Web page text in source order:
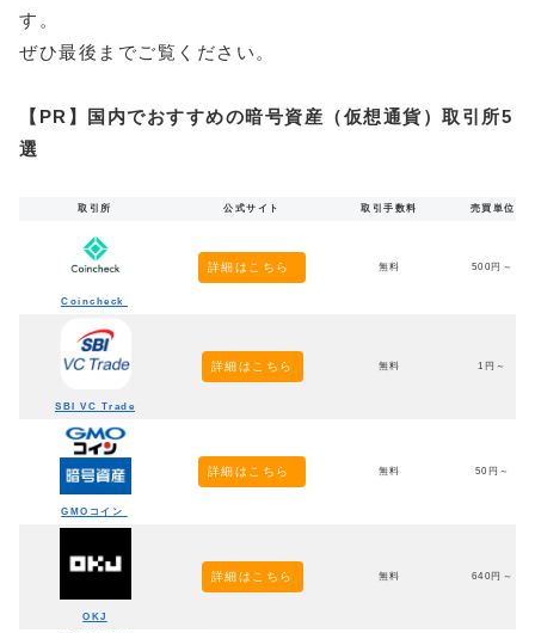
す。
ぜひ最後までご覧ください。
【PR】国内でおすすめの暗号資産（仮想通貨）取引所5
選
取引所 公式サイト 取引手数料 売買単位
Coincheck
詳細はこちら 無料 500円～
SBI VC Trade
詳細はこちら 無料 1円～
GMOコイン
詳細はこちら 無料 50円～
OKJ
詳細はこちら 無料 640円～